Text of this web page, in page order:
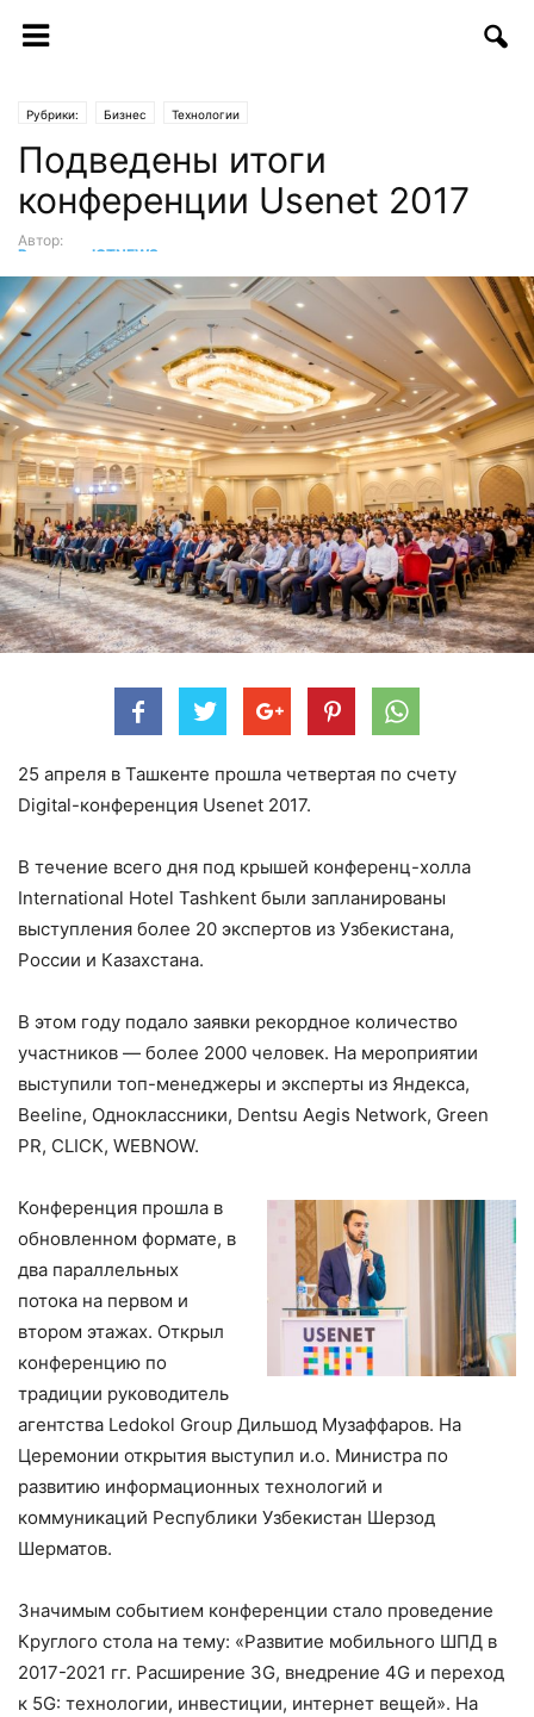
Рубрики: Бизнес Технологии
Подведены итоги
конференции Usenet 2017
Автор:
Редакция ICTNEWS
25 апреля в Ташкенте прошла четвертая по счету
Digital-конференция Usenet 2017.
В течение всего дня под крышей конференц-холла
International Hotel Tashkent были запланированы
выступления более 20 экспертов из Узбекистана,
России и Казахстана.
В этом году подало заявки рекордное количество
участников — более 2000 человек. На мероприятии
выступили топ-менеджеры и эксперты из Яндекса,
Beeline, Одноклассники, Dentsu Aegis Network, Green
PR, CLICK, WEBNOW.
Конференция прошла в
обновленном формате, в
два параллельных
потока на первом и
втором этажах. Открыл
конференцию по
традиции руководитель
агентства Ledokol Group Дильшод Музаффаров. На
Церемонии открытия выступил и.о. Министра по
развитию информационных технологий и
коммуникаций Республики Узбекистан Шерзод
Шерматов.
Значимым событием конференции стало проведение
Круглого стола на тему: «Развитие мобильного ШПД в
2017-2021 гг. Расширение 3G, внедрение 4G и переход
к 5G: технологии, инвестиции, интернет вещей». На